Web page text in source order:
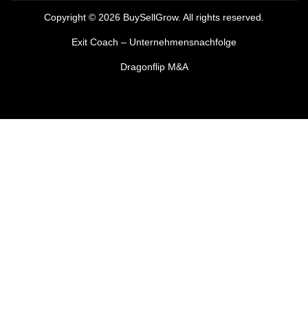
Copyright © 2026 BuySellGrow. All rights reserved.
Exit Coach – Unternehmensnachfolge
Dragonflip M&A